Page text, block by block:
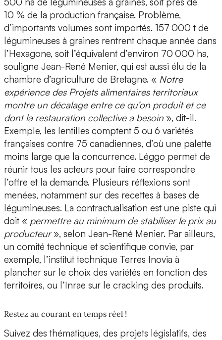
10 % de la production française. Problème,
d’importants volumes sont importés. 157 000 t de
légumineuses à graines rentrent chaque année dans
l’Hexagone, soit l’équivalent d’environ 70 000 ha,
souligne Jean-René Menier, qui est aussi élu de la
chambre d’agriculture de Bretagne. « Notre
expérience des Projets alimentaires territoriaux
montre un décalage entre ce qu’on produit et ce
dont la restauration collective a besoin », dit-il.
Exemple, les lentilles comptent 5 ou 6 variétés
françaises contre 75 canadiennes, d’où une palette
moins large que la concurrence. Léggo permet de
réunir tous les acteurs pour faire correspondre
l’offre et la demande. Plusieurs réflexions sont
menées, notamment sur des recettes à bases de
légumineuses. La contractualisation est une piste qui
doit « permettre au minimum de stabiliser le prix au
producteur», selon Jean-René Menier. Par ailleurs,
un comité technique et scientifique convie, par
exemple, l’institut technique Terres Inovia à
plancher sur le choix des variétés en fonction des
territoires, ou l’Inrae sur le cracking des produits.
Restez au courant en temps réel !
Suivez des thématiques, des projets législatifs, des